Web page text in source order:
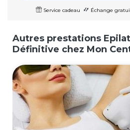
Service cadeau Échange
Autres prestations
Définitive chez Mon